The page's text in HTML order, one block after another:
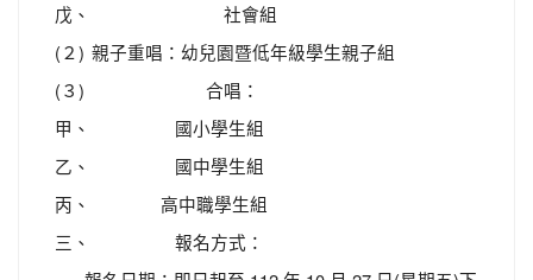
戊、
社會組
(２) 親子重唱：幼兒園暨低年級學生親子組
(３)
合唱：
甲、
國小學生組
乙、
國中學生組
丙、
高中職學生組
三、
報名方式：